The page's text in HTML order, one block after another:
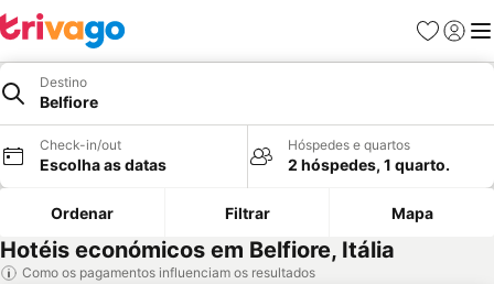
Favoritos
Iniciar
Destino
Belfiore
Check-in/out
Escolha as datas
Hóspedes e quartos
2 hóspedes, 1 quarto.
Ordenar Filtrar Mapa
Hotéis económicos em Belfiore, Itália
Como os pagamentos influenciam os resultados